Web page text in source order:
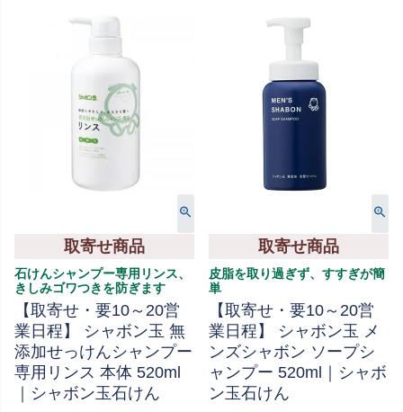
取寄せ商品
石けんシャンプー専用リンス、
きしみゴワつきを防ぎます
【取寄せ・要10～20営
業日程】 シャボン玉 無
添加せっけんシャンプー
専用リンス 本体 520ml
｜シャボン玉石けん
取寄せ商品
皮脂を取り過ぎず、すすぎが簡
単
【取寄せ・要10～20営
業日程】 シャボン玉 メ
ンズシャボン ソープシ
ャンプー 520ml｜シャボ
ン玉石けん